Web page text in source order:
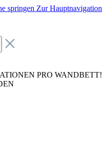
springen Zur Hauptnavigation
PRO WANDBETT!